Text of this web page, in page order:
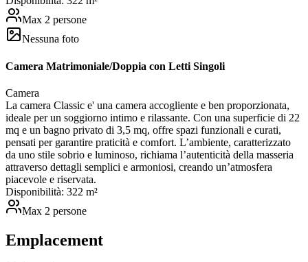
Max 2 persone
Nessuna foto
Camera Matrimoniale/Doppia con Letti Singoli
Camera
La camera Classic e' una camera accogliente e ben proporzionata,
ideale per un soggiorno intimo e rilassante. Con una superficie di 22
mq e un bagno privato di 3,5 mq, offre spazi funzionali e curati,
pensati per garantire praticità e comfort. L’ambiente, caratterizzato
da uno stile sobrio e luminoso, richiama l’autenticità della masseria
attraverso dettagli semplici e armoniosi, creando un’atmosfera
piacevole e riservata.
Disponibilità: 322 m²
Max 2 persone
Emplacement